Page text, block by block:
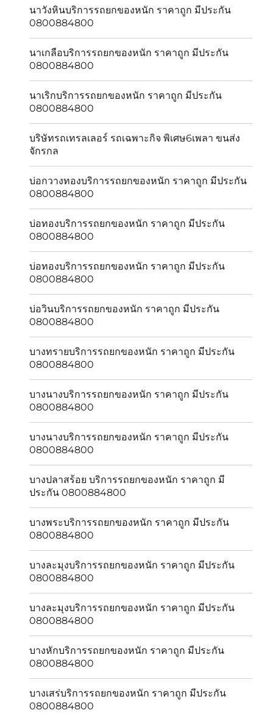
นาวังหินบริการรถยกของหนัก ราคาถูก มีประกัน
0800884800
นาเกลือบริการรถยกของหนัก ราคาถูก มีประกัน
0800884800
นาเริกบริการรถยกของหนัก ราคาถูก มีประกัน
0800884800
บริษัทรถเทรลเลอร์ รถเฉพาะกิจ พิเศษ6เพลา ขนส่ง
จักรกล
บ่อกวางทองบริการรถยกของหนัก ราคาถูก มีประกัน
0800884800
บ่อทองบริการรถยกของหนัก ราคาถูก มีประกัน
0800884800
บ่อทองบริการรถยกของหนัก ราคาถูก มีประกัน
0800884800
บ่อวินบริการรถยกของหนัก ราคาถูก มีประกัน
0800884800
บางทรายบริการรถยกของหนัก ราคาถูก มีประกัน
0800884800
บางนางบริการรถยกของหนัก ราคาถูก มีประกัน
0800884800
บางนางบริการรถยกของหนัก ราคาถูก มีประกัน
0800884800
บางปลาสร้อย บริการรถยกของหนัก ราคาถูก มี
ประกัน 0800884800
บางพระบริการรถยกของหนัก ราคาถูก มีประกัน
0800884800
บางละมุงบริการรถยกของหนัก ราคาถูก มีประกัน
0800884800
บางละมุงบริการรถยกของหนัก ราคาถูก มีประกัน
0800884800
บางหักบริการรถยกของหนัก ราคาถูก มีประกัน
0800884800
บางเสร่บริการรถยกของหนัก ราคาถูก มีประกัน
0800884800